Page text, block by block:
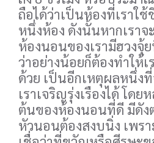
ถือได้ว่าเป็นห้องที่เราใ
หนึ่งห้อง ดังนั้นหากเรา
ห้องนอนของเรามีฮวงจุ้
ว่าอย่างน้อยก็ต้องทำให้
ด้วย เป็นอีกเหตุผลหนึ่ง
เราเจริญรุ่งเรืองได้ โดย
ต้นของห้องนอนที่ดี มี
หัวนอนต้องสงบนิ่ง เพร